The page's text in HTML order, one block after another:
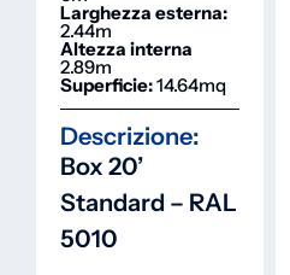
Larghezza esterna:
2.44m
Altezza interna
2.89m
Superficie:14.64mq
Descrizione:
Box 20’
Standard – RAL
5010